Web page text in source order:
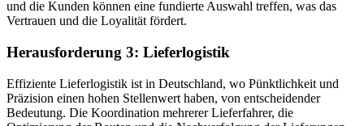
und die Kunden können eine fundierte Auswahl treffen, was das
Vertrauen und die Loyalität fördert.
Herausforderung 3: Lieferlogistik
Effiziente Lieferlogistik ist in Deutschland, wo Pünktlichkeit und
Präzision einen hohen Stellenwert haben, von entscheidender
Bedeutung. Die Koordination mehrerer Lieferfahrer, die